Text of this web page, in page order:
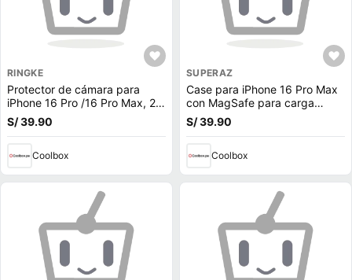
RINGKE
Protector de cámara para
iPhone 16 Pro /16 Pro Max, 2
unidades
S/ 39.90
Coolbox
SUPERAZ
Case para iPhone 16 Pro Max
con MagSafe para carga
inalámbrica, rígido,
transparente con negro
S/ 39.90
Coolbox